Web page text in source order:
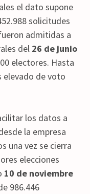
el dato supone
solicitudes
admitidas a
del 26 de junio
electores. Hasta
elevado de voto
los datos a
la empresa
una vez se cierra
elecciones
10 de noviembre
986.446